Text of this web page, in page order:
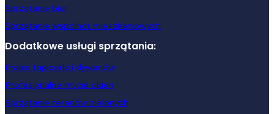
Sprzątanie biur
Sprzątanie wspólnot mieszkaniowych
Dodatkowe usługi sprzątania:
Pranie tapicerki i dywanów
Profesjonalne mycie okien
Sprzątanie terenów zielonych